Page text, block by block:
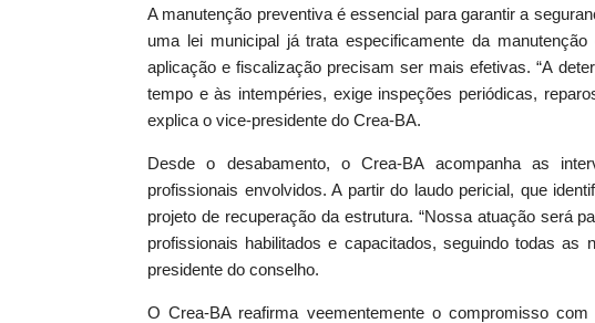
A manutenção preventiva é essencial para garantir a
uma lei municipal já trata especificamente da
aplicação e fiscalização precisam ser mais efetivas. “A
tempo e às intempéries, exige inspeções periódicas,
explica o vice-presidente do Crea-BA.
Desde o desabamento, o Crea-BA acompanha as
profissionais envolvidos. A partir do laudo pericial, que
projeto de recuperação da estrutura. “Nossa atuação será
profissionais habilitados e capacitados, seguindo todas
presidente do conselho.
O Crea-BA reafirma veementemente o compromisso